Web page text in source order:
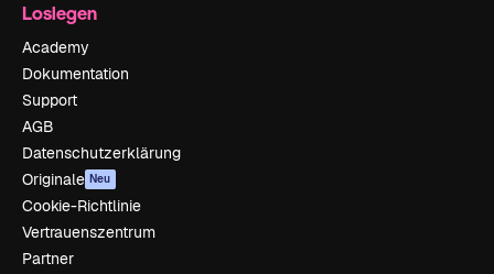
Loslegen
Academy
Dokumentation
Support
AGB
Datenschutzerklärung
Originale Neu
Cookie-Richtlinie
Vertrauenszentrum
Partner